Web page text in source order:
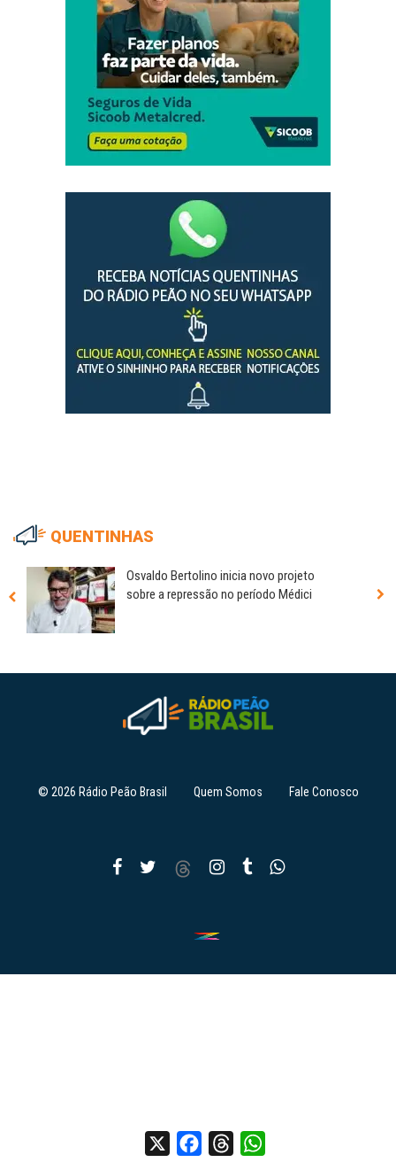
QUENTINHAS
Osvaldo Bertolino inicia novo projeto
sobre a repressão no período Médici
© 2026 Rádio Peão Brasil Quem Somos Fale Conosco
X FacebookThreadsWhatsApp